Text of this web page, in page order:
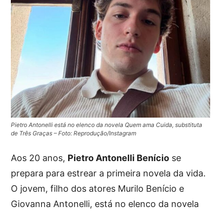
Pietro Antonelli está no elenco da novela Quem ama Cuida, substituta
de Três Graças – Foto: Reprodução/Instagram
Aos 20 anos, Pietro Antonelli Benício se
prepara para estrear a primeira novela da vida.
O jovem, filho dos atores Murilo Benício e
Giovanna Antonelli, está no elenco da novela